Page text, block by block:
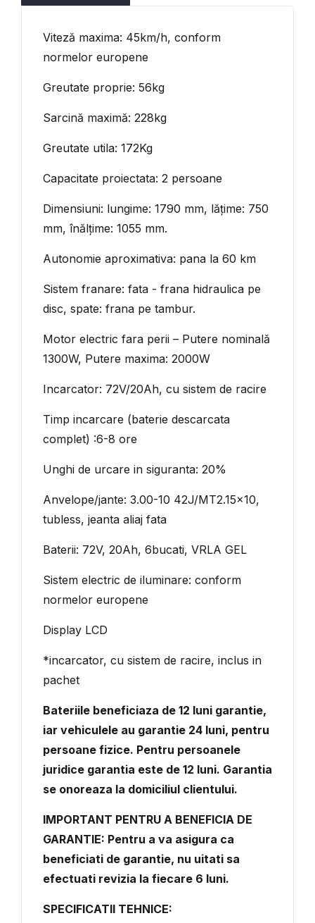
Viteză maxima: 45km/h, conform
normelor europene
Greutate proprie: 56kg
Sarcină maximă: 228kg
Greutate utila: 172Kg
Capacitate proiectata: 2 persoane
Dimensiuni: lungime: 1790 mm, lățime: 750
mm, înălțime: 1055 mm.
Autonomie aproximativa: pana la 60 km
Sistem franare: fata - frana hidraulica pe
disc, spate: frana pe tambur.
Motor electric fara perii – Putere nominală
1300W, Putere maxima: 2000W
Incarcator: 72V/20Ah, cu sistem de racire
Timp incarcare (baterie descarcata
complet) :6-8 ore
Unghi de urcare in siguranta: 20%
Anvelope/jante: 3.00-10 42J/MT2.15x10,
tubless, jeanta aliaj fata
Baterii: 72V, 20Ah, 6bucati, VRLA GEL
Sistem electric de iluminare: conform
normelor europene
Display LCD
*incarcator, cu sistem de racire, inclus in
pachet
Bateriile beneficiaza de 12 luni garantie,
iar vehiculele au garantie 24 luni, pentru
persoane fizice. Pentru persoanele
juridice garantia este de 12 luni. Garantia
se onoreaza la domiciliul clientului.
IMPORTANT PENTRU A BENEFICIA DE
GARANTIE: Pentru a va asigura ca
beneficiati de garantie, nu uitati sa
efectuati revizia la fiecare 6 luni.
SPECIFICATII TEHNICE: